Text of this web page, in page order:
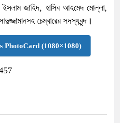
জাহিদ, হাসিব আহমেদ মোল্লা,
চেম্বারের সদস্যবৃন্দ।
PhotoCard (1080×1080)